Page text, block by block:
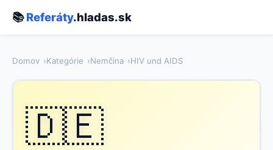
📚Referáty.hladas.sk
Domov Kategórie Nemčina HIV und AIDS
🇩🇪